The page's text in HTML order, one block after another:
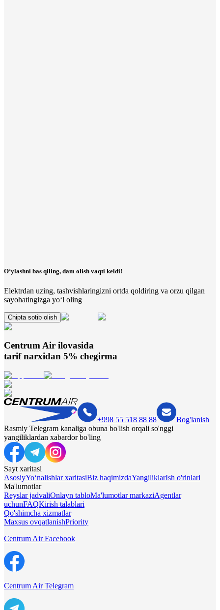
O‘ylashni bas qiling, dam olish vaqti keldi!
Elektrdan uzing, tashvishlaringizni ortda qoldiring va orzu qilgan
sayohatingizga yo‘l oling
Chipta sotib olish
Centrum Air ilovasida
tarif narxidan 5% chegirma
+998 55 518 88 88
Bog'lanish
Rasmiy Telegram kanaliga obuna bo'lish orqali so'nggi
yangiliklardan xabardor bo'ling
Sayt xaritasi
AsosiyYo‘nalishlar xaritasiBiz haqimizdaYangiliklarIsh o'rinlari
Ma'lumotlar
Reyslar jadvaliOnlayn tabloMa'lumotlar markaziAgentlar
uchunFAQKirish talablari
Qo'shimcha xizmatlar
Maxsus ovqatlanishPriority
Centrum Air Facebook
Centrum Air Telegram